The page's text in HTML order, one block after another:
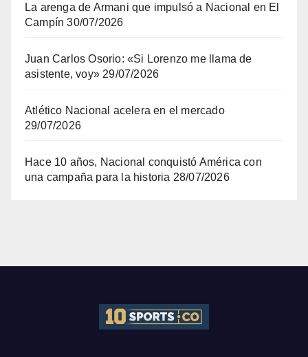
La arenga de Armani que impulsó a Nacional en El
Campín 30/07/2026
Juan Carlos Osorio: «Si Lorenzo me llama de
asistente, voy» 29/07/2026
Atlético Nacional acelera en el mercado
29/07/2026
Hace 10 años, Nacional conquistó América con
una campaña para la historia 28/07/2026